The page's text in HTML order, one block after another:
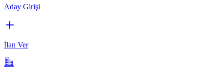
Aday Girişi
İlan Ver